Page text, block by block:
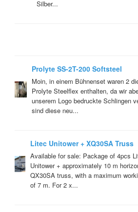
Silber...
Prolyte SS-2T-200 Softsteel
Rundschlinge Steel Flex
Anschlagmittel
Moin, in einem Bühnenset waren 2
Prolyte Steelflex enthalten, da wir
unserem Logo bedruckte Schlingen
sind diese neu...
Litec Unitower + XQ30SA Truss
Available for sale: Package of 4pcs
Unitower + approximately 10 m
QX30SA truss, with a maximum
of 7 m. For 2 x...